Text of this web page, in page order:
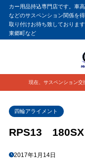
カー用品持込専門店です。車
などのサスペンション関係を
取り付けお待ち致しておりま
東郷町など
現在、サスペンション交
四輪アライメント
RPS13
2017年1月14日